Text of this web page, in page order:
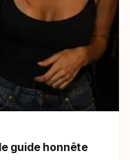
le guide honnête